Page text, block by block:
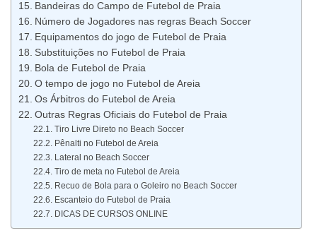
Bandeiras do Campo de Futebol de Praia
Número de Jogadores nas regras Beach Soccer
Equipamentos do jogo de Futebol de Praia
Substituições no Futebol de Praia
Bola de Futebol de Praia
O tempo de jogo no Futebol de Areia
Os Árbitros do Futebol de Areia
Outras Regras Oficiais do Futebol de Praia
Tiro Livre Direto no Beach Soccer
Pênalti no Futebol de Areia
Lateral no Beach Soccer
Tiro de meta no Futebol de Areia
Recuo de Bola para o Goleiro no Beach Soccer
Escanteio do Futebol de Praia
DICAS DE CURSOS ONLINE